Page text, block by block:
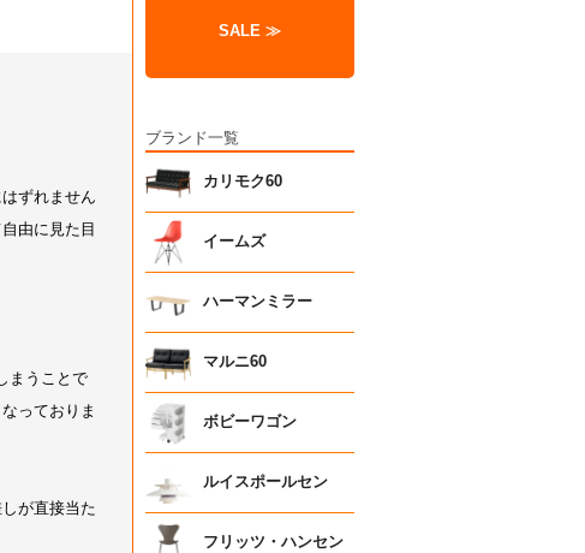
SALE ≫
ブランド一覧
カリモク60
イームズ
ハーマンミラー
マルニ60
ボビーワゴン
ルイスポールセン
フリッツ・ハンセン